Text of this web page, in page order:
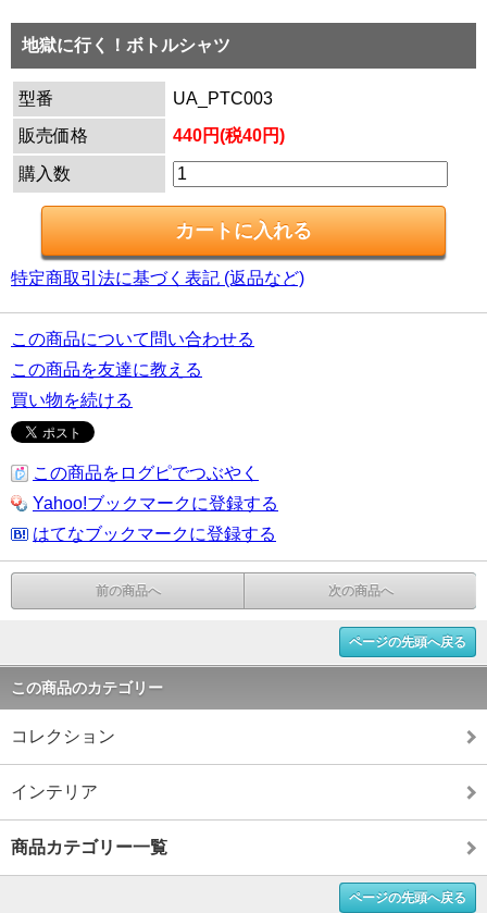
地獄に行く！ボトルシャツ
型番
UA_PTC003
販売価格
440円(税40円)
購入数
特定商取引法に基づく表記 (返品など)
この商品について問い合わせる
この商品を友達に教える
買い物を続ける
この商品をログピでつぶやく
Yahoo!ブックマークに登録する
はてなブックマークに登録する
前の商品へ 次の商品へ
ページの先頭へ戻る
この商品のカテゴリー
コレクション
インテリア
商品カテゴリー一覧
ページの先頭へ戻る